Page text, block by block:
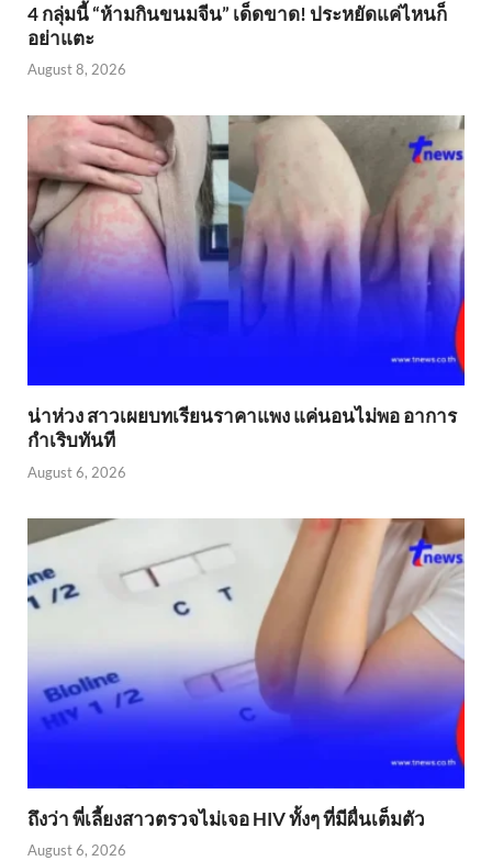
4 กลุ่มนี้ “ห้ามกินขนมจีน” เด็ดขาด! ประหยัดแค่ไหนก็
อย่าแตะ
August 8, 2026
น่าห่วง สาวเผยบทเรียนราคาแพง แค่นอนไม่พอ อาการ
กำเริบทันที
August 6, 2026
ถึงว่า พี่เลี้ยงสาวตรวจไม่เจอ HIV ทั้งๆ ที่มีผื่นเต็มตัว
August 6, 2026